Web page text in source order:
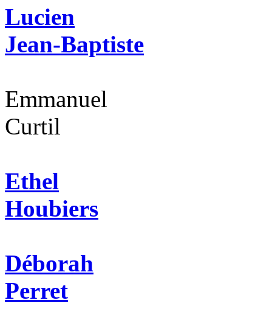
Lucien
Jean-Baptiste
Emmanuel
Curtil
Ethel
Houbiers
Déborah
Perret